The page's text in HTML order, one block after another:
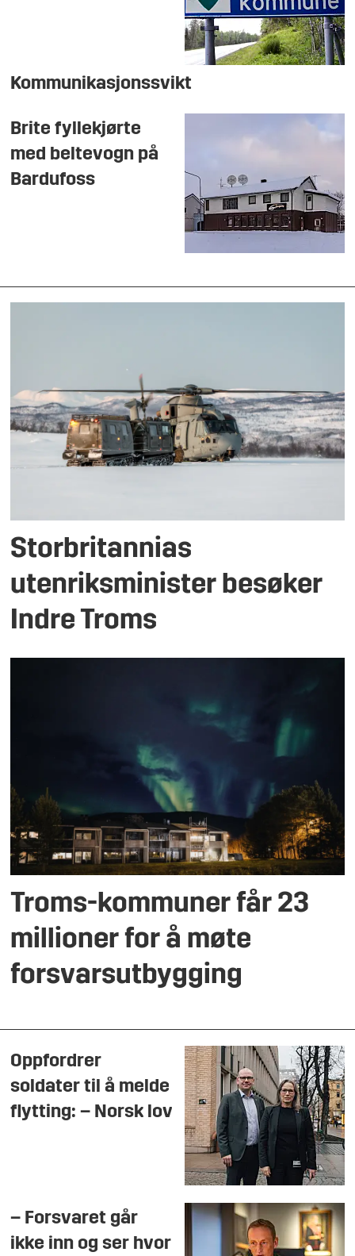
Kommunikasjonssvikt
Brite fyllekjørte
med beltevogn på
Bardufoss
Storbritannias
utenriksminister besøker
Indre Troms
Troms-kommuner får 23
millioner for å møte
forsvarsutbygging
Oppfordrer
soldater til å melde
flytting: – Norsk lov
– Forsvaret går
ikke inn og ser hvor